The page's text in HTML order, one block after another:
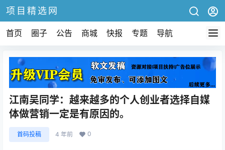
项目精选网
首页 圈子 公告 商城 快报 专题 导航
江南吴同学：越来越多的个人创业者选择自媒
体做营销一定是有原因的。
首码投稿 4 年前 0